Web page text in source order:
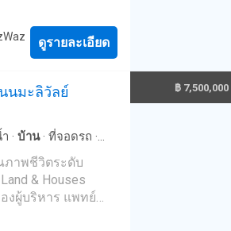
พื้นที่สีเขียว คน
รรยากาศเงียบสงบ
นบาทในขอนแก่น
โอนคนละครึ่ง สนใจ
: @neopro-
, บ้านสวน
ทุ่งสร้าง, บ้านใกล้
อนแก่น, บ้านไม่
อมที่ดินขอนแก่น
งความสวยงาม แต่ยัง
ที่ไม่ตกยุค
Contemporary
มองหาบ้านที่มี
อนบ้านจัดสรรทั่วไป
น
วที่ต้องการพื้นที่
งทุนที่ต้องการทำ
Homestay
ดูรายละเอียด
นมะลิวัลย์
· บ้าน · ที่จอดรถ ·
ายน้ำ
ภาพชีวิตระดับ
& Houses
งผู้บริหาร แพทย์
฿ 7,500,000